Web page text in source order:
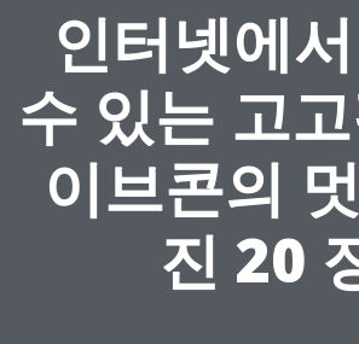
인터넷에
수 있는 고
이브콘의
진 20